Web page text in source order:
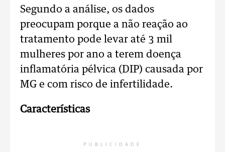
Segundo a análise, os dados
preocupam porque a não reação ao
tratamento pode levar até 3 mil
mulheres por ano a terem doença
inflamatória pélvica (DIP) causada por
MG e com risco de infertilidade.
Características
PUBLICIDADE